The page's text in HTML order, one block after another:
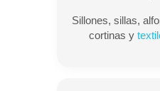
Sillones, sillas,
cortinas y